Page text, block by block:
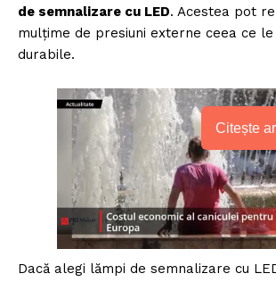
de semnalizare cu LED. Acestea pot
mulțime de presiuni externe ceea ce
durabile.
Citește
Dacă alegi lămpi de semnalizare cu